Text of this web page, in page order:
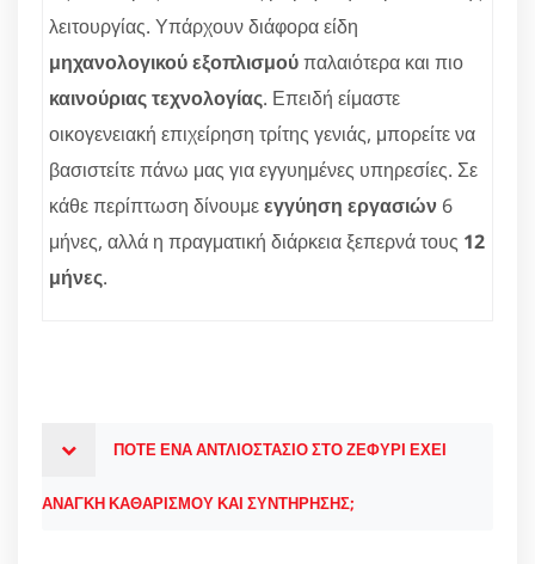
λειτουργίας. Υπάρχουν διάφορα είδη
μηχανολογικού εξοπλισμούπαλαιότερα και πιο
καινούριας τεχνολογίας. Επειδή είμαστε
οικογενειακή επιχείρηση τρίτης γενιάς, μπορείτε να
βασιστείτε πάνω μας για εγγυημένες υπηρεσίες. Σε
κάθε περίπτωση δίνουμεεγγύηση εργασιών 6
μήνες, αλλά η πραγματική διάρκεια ξεπερνά τους 12
μήνες.
ΠΟΤΕ ΕΝΑ ΑΝΤΛΙΟΣΤΑΣΙΟ ΣΤΟ ΖΕΦΥΡΙ ΕΧΕΙ
ΑΝΑΓΚΗ ΚΑΘΑΡΙΣΜΟΥ ΚΑΙ ΣΥΝΤΗΡΗΣΗΣ;